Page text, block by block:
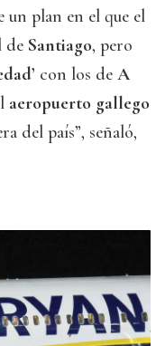
un plan en el que el
de Santiago, pero
con los de A
aeropuerto gallego
del país”, señaló,